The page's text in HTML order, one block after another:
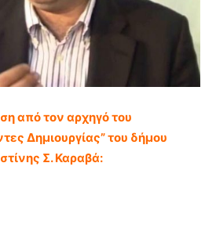
από τον αρχηγό του
Δημιουργίας” του δήμου
Σ. Καραβά: